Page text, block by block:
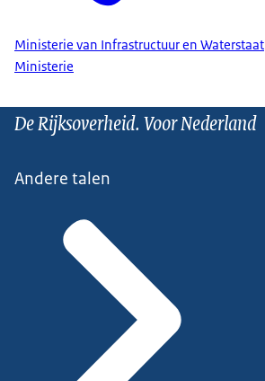
Ministerie van Infrastructuur en Waterstaat
Ministerie
De Rijksoverheid. Voor Nederland
Andere talen